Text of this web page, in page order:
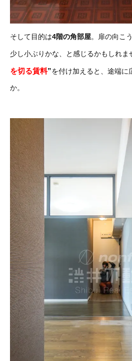
そして目的は4階の角部屋。扉の向こ
少し小ぶりかな、と感じるかもしれま
を切る賃料”を付け加えると、途端に
か。